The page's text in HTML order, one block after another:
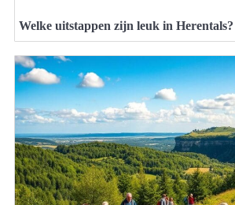
Welke uitstappen zijn leuk in Herentals?